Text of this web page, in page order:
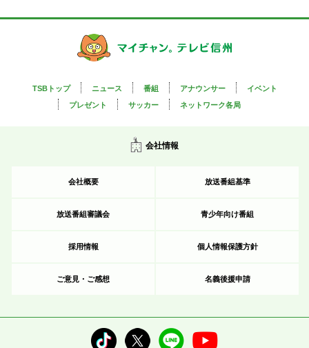
TSBトップ ニュース 番組 アナウンサー
イベント
プレゼント
サッカー ネットワーク各局
会社情報
会社概要 放送番組基準
放送番組審議会 青少年向け番組
採用情報 個人情報保護方針
ご意見・ご感想 名義後援申請